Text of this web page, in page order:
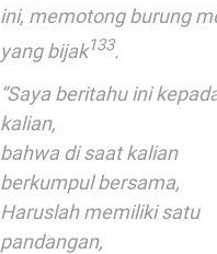
ini, memotong burung
yang bijak133.
“Saya beritahu ini
kalian,
bahwa di saat kalian
berkumpul bersama,
Haruslah memiliki satu
pandangan,